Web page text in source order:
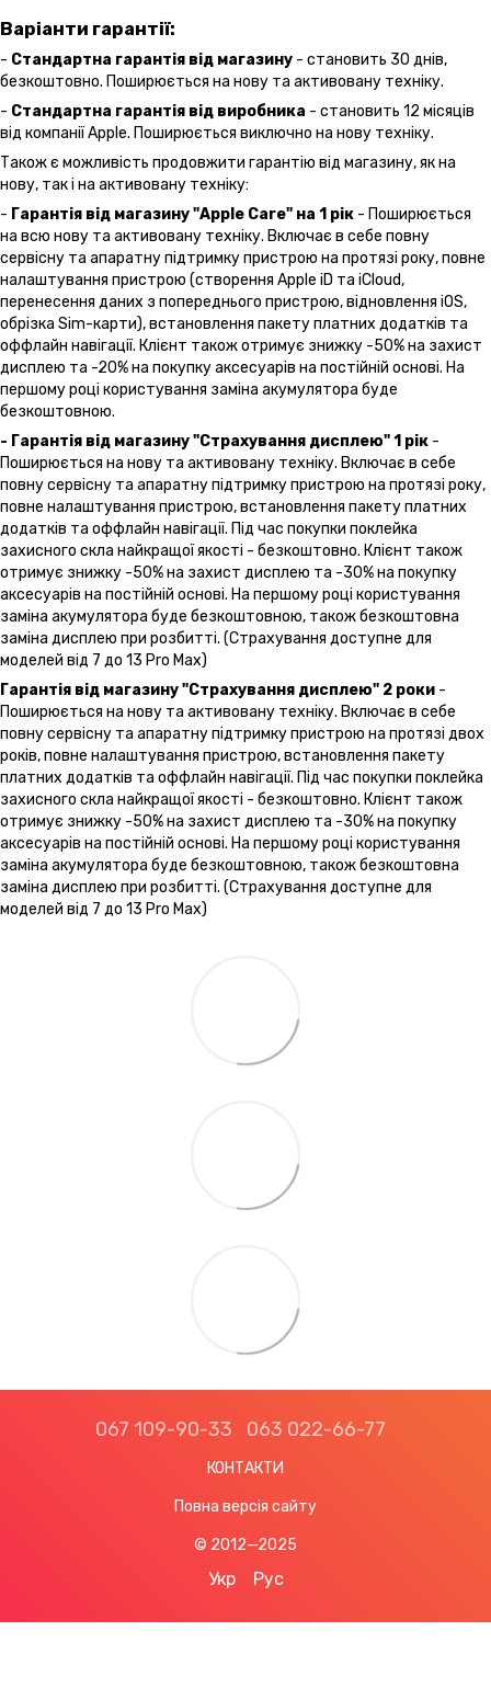
Варіанти гарантії:
- Стандартна гарантія від магазину - становить 30 днів,
безкоштовно. Поширюється на нову та активовану техніку.
- Стандартна гарантія від виробника - становить 12 місяців
від компанії Apple. Поширюється виключно на нову техніку.
Також є можливість продовжити гарантію від магазину, як на
нову, так і на активовану техніку:
- Гарантія від магазину "Apple Care" на 1 рік - Поширюється
на всю нову та активовану техніку. Включає в себе повну
сервісну та апаратну підтримку пристрою на протязі року, повне
налаштування пристрою (створення Apple iD та iCloud,
перенесення даних з попереднього пристрою, відновлення іOS,
обрізка Sim-карти), встановлення пакету платних додатків та
оффлайн навігації. Клієнт також отримує знижку -50% на захист
дисплею та -20% на покупку аксесуарів на постійній основі. На
першому році користування заміна акумулятора буде
безкоштовною.
- Гарантія від магазину "Страхування дисплею" 1 рік -
Поширюється на нову та активовану техніку. Включає в себе
повну сервісну та апаратну підтримку пристрою на протязі року,
повне налаштування пристрою, встановлення пакету платних
додатків та оффлайн навігації. Під час покупки поклейка
захисного скла найкращої якості - безкоштовно. Клієнт також
отримує знижку -50% на захист дисплею та -30% на покупку
аксесуарів на постійній основі. На першому році користування
заміна акумулятора буде безкоштовною, також безкоштовна
заміна дисплею при розбитті. (Страхування доступне для
моделей від 7 до 13 Pro Max)
Гарантія від магазину "Страхування дисплею" 2 роки -
Поширюється на нову та активовану техніку. Включає в себе
повну сервісну та апаратну підтримку пристрою на протязі двох
років, повне налаштування пристрою, встановлення пакету
платних додатків та оффлайн навігації. Під час покупки поклейка
захисного скла найкращої якості - безкоштовно. Клієнт також
отримує знижку -50% на захист дисплею та -30% на покупку
аксесуарів на постійній основі. На першому році користування
заміна акумулятора буде безкоштовною, також безкоштовна
заміна дисплею при розбитті. (Страхування доступне для
моделей від 7 до 13 Pro Max)
067 109-90-33 063 022-66-77
КОНТАКТИ
Повна версія сайту
© 2012—2025
Укр Рус